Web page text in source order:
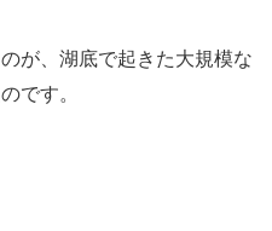
が、湖底で起きた大規模な
です。